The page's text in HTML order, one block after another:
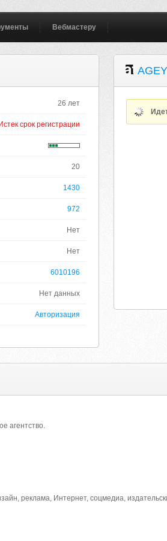
Вебмастеру
26 лет
Истек срок регистрации
20
1430
972
Нет
Нет
6010196
Нет данных
Авторизация
агентство.
реклама, Интернет, соцмедиа,